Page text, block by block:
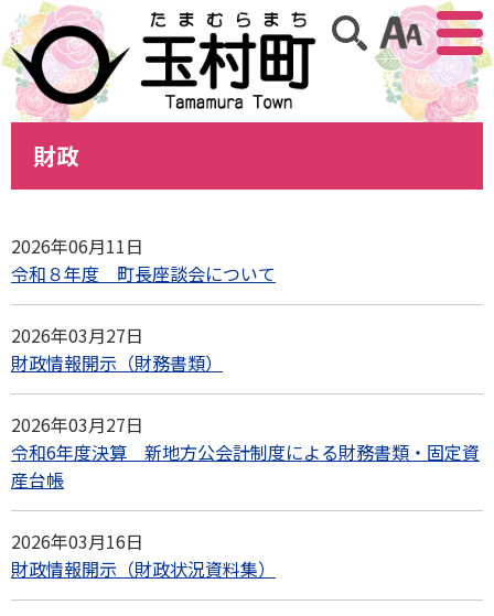
アクセ
サイト内検索
財政
2026年06月11日
令和８年度 町長座談会について
2026年03月27日
財政情報開示（財務書類）
2026年03月27日
令和6年度決算 新地方公会計制度による財務書類・固定資
産台帳
2026年03月16日
財政情報開示（財政状況資料集）